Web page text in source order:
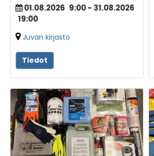
01.08.2026 9:00- 31.08.2026
19:00
Juvan kirjasto
Tiedot